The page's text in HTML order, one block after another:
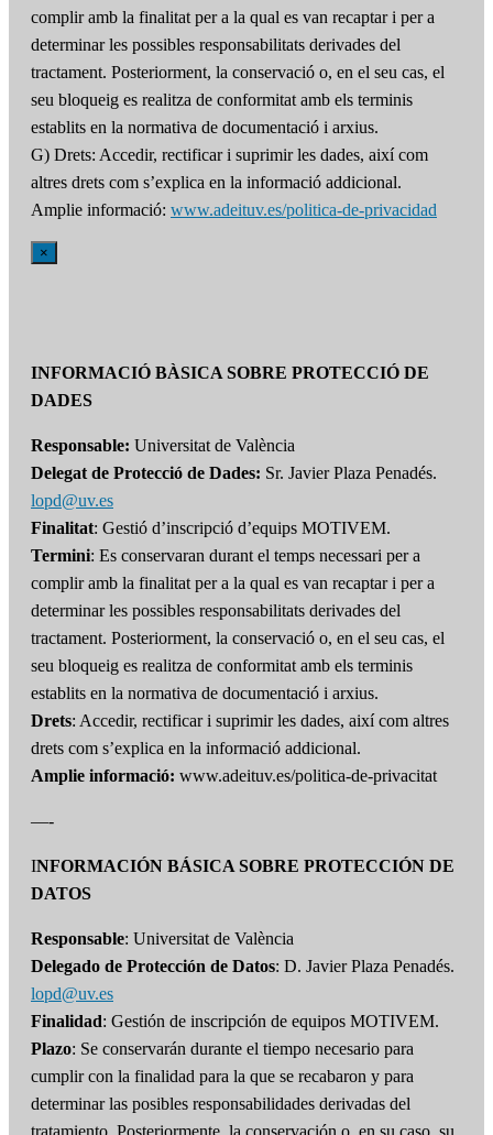
complir amb la finalitat per a la qual es van recaptar i per a
determinar les possibles responsabilitats derivades del
tractament. Posteriorment, la conservació o, en el seu cas, el
seu bloqueig es realitza de conformitat amb els terminis
establits en la normativa de documentació i arxius.
G) Drets: Accedir, rectificar i suprimir les dades, així com
altres drets com s’explica en la informació addicional.
Amplie informació: www.adeituv.es/politica-de-privacidad
×
INFORMACIÓ BÀSICA SOBRE PROTECCIÓ DE
DADES
Responsable: Universitat de València
Delegat de Protecció de Dades: Sr. Javier Plaza Penadés.
lopd@uv.es
Finalitat: Gestió d’inscripció d’equips MOTIVEM.
Termini: Es conservaran durant el temps necessari per a
complir amb la finalitat per a la qual es van recaptar i per a
determinar les possibles responsabilitats derivades del
tractament. Posteriorment, la conservació o, en el seu cas, el
seu bloqueig es realitza de conformitat amb els terminis
establits en la normativa de documentació i arxius.
Drets: Accedir, rectificar i suprimir les dades, així com altres
drets com s’explica en la informació addicional.
Amplie informació: www.adeituv.es/politica-de-privacitat
—-
INFORMACIÓN BÁSICA SOBRE PROTECCIÓN DE
DATOS
Responsable: Universitat de València
Delegado de Protección de Datos: D. Javier Plaza Penadés.
lopd@uv.es
Finalidad: Gestión de inscripción de equipos MOTIVEM.
Plazo: Se conservarán durante el tiempo necesario para
cumplir con la finalidad para la que se recabaron y para
determinar las posibles responsabilidades derivadas del
tratamiento. Posteriormente, la conservación o, en su caso, su